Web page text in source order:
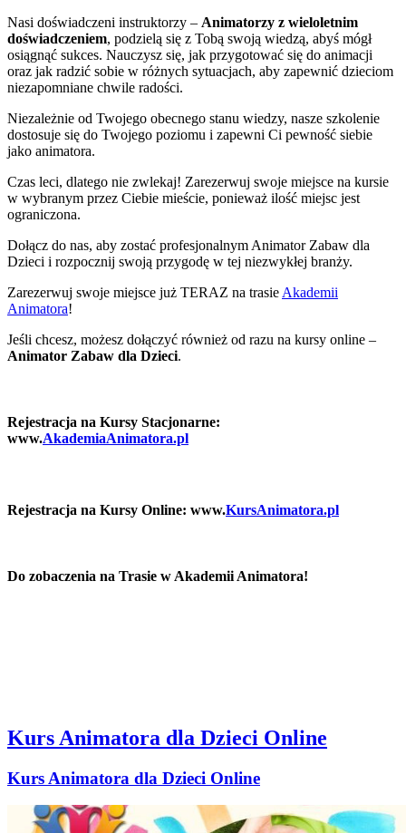
Nasi doświadczeni instruktorzy – Animatorzy z wieloletnim
doświadczeniem, podzielą się z Tobą swoją wiedzą, abyś mógł
osiągnąć sukces. Nauczysz się, jak przygotować się do animacji
oraz jak radzić sobie w różnych sytuacjach, aby zapewnić dzieciom
niezapomniane chwile radości.
Niezależnie od Twojego obecnego stanu wiedzy, nasze szkolenie
dostosuje się do Twojego poziomu i zapewni Ci pewność siebie
jako animatora.
Czas leci, dlatego nie zwlekaj! Zarezerwuj swoje miejsce na kursie
w wybranym przez Ciebie mieście, ponieważ ilość miejsc jest
ograniczona.
Dołącz do nas, aby zostać profesjonalnym Animator Zabaw dla
Dzieci i rozpocznij swoją przygodę w tej niezwykłej branży.
Zarezerwuj swoje miejsce już TERAZ na trasie Akademii
Animatora!
Jeśli chcesz, możesz dołączyć również od razu na kursy online –
Animator Zabaw dla Dzieci.
Rejestracja na Kursy Stacjonarne:
www.AkademiaAnimatora.pl
Rejestracja na Kursy Online: www.KursAnimatora.pl
Do zobaczenia na Trasie w Akademii Animatora!
Kurs Animatora dla Dzieci Online
Kurs Animatora dla Dzieci Online